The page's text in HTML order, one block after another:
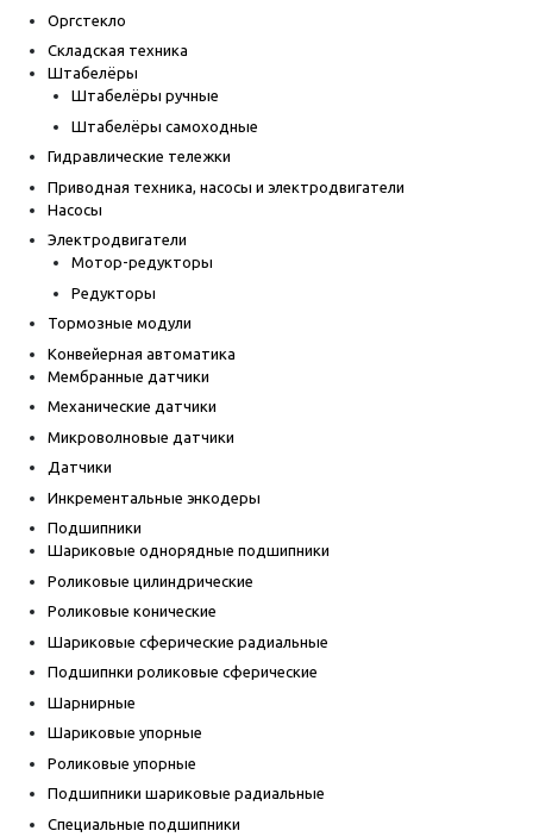
Оргстекло
Складская техника
Штабелёры
Штабелёры ручные
Штабелёры самоходные
Гидравлические тележки
Приводная техника, насосы и электродвигатели
Насосы
Электродвигатели
Мотор-редукторы
Редукторы
Тормозные модули
Конвейерная автоматика
Мембранные датчики
Механические датчики
Микроволновые датчики
Датчики
Инкрементальные энкодеры
Подшипники
Шариковые однорядные подшипники
Роликовые цилиндрические
Роликовые конические
Шариковые сферические радиальные
Подшипнки роликовые сферические
Шарнирные
Шариковые упорные
Роликовые упорные
Подшипники шариковые радиальные
Специальные подшипники